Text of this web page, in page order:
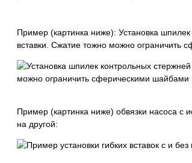
Пример (картинка ниже): Установка
вставки. Сжатие тожно можно ограничить
Пример (картинка ниже) обвязки насоса с
на другой: